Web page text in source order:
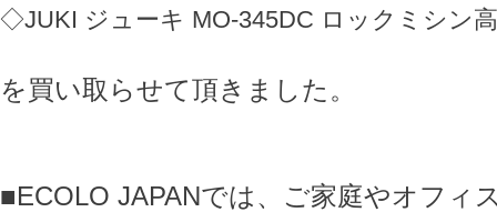
◇JUKI ジューキ MO-345DC ロックミシン
を買い取らせて頂きました。
■ECOLO JAPANでは、ご家庭やオフィ